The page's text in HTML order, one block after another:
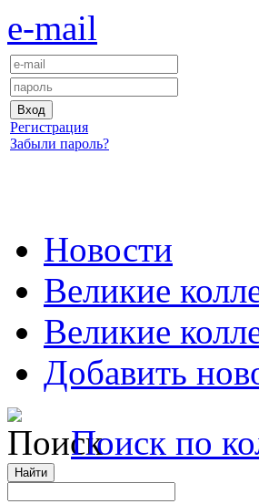
e-mail
Регистрация
Забыли пароль?
Новости
Великие
Великие
Добавить
Поиск по